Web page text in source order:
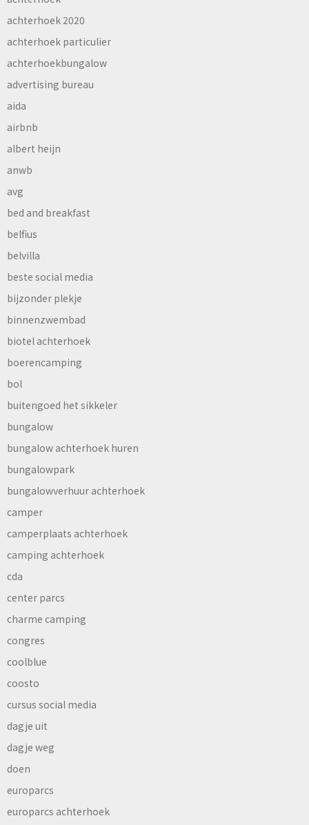
achterhoek 2020
achterhoek particulier
achterhoekbungalow
advertising bureau
aida
airbnb
albert heijn
anwb
avg
bed and breakfast
belfius
belvilla
beste social media
bijzonder plekje
binnenzwembad
biotel achterhoek
boerencamping
bol
buitengoed het sikkeler
bungalow
bungalow achterhoek huren
bungalowpark
bungalowverhuur achterhoek
camper
camperplaats achterhoek
camping achterhoek
cda
center parcs
charme camping
congres
coolblue
coosto
cursus social media
dagje uit
dagje weg
doen
europarcs
europarcs achterhoek